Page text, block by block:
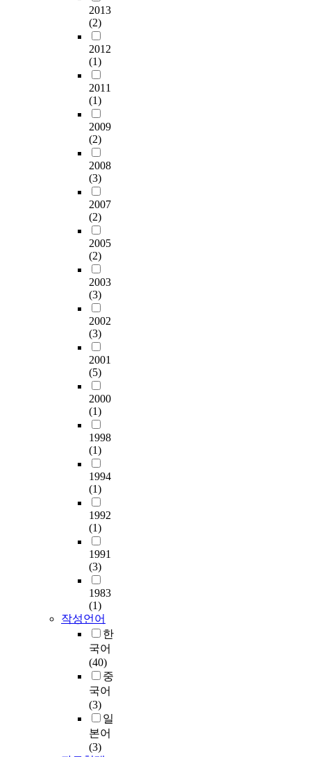
2013
(2)
2012
(1)
2011
(1)
2009
(2)
2008
(3)
2007
(2)
2005
(2)
2003
(3)
2002
(3)
2001
(5)
2000
(1)
1998
(1)
1994
(1)
1992
(1)
1991
(3)
1983
(1)
작성언어
한
국어
(40)
중
국어
(3)
일
본어
(3)